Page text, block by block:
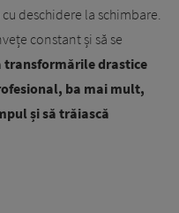
deschidere la schimbare.
constant și să se
transformările drastice
ba mai mult,
și să trăiască